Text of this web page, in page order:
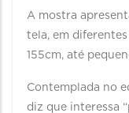
A mostra
tela, em
155cm, até
Contemplada no
diz que interessa